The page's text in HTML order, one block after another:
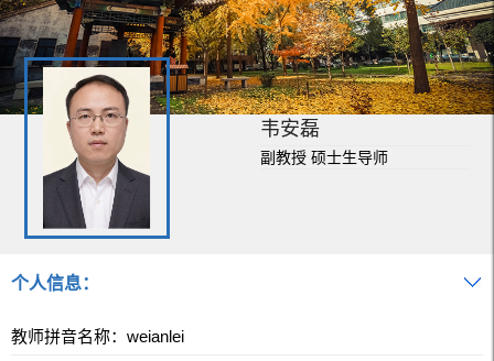
韦安磊
副教授 硕士生导师
个人信息：
教师拼音名称：weianlei